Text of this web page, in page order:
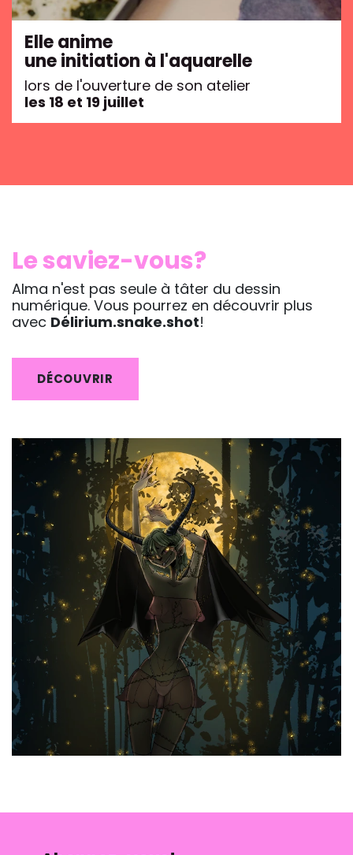
Elle anime
une initiation à l'aquarelle
lors de l'ouverture de son atelier
les 18 et 19 juillet
Le saviez-vous?
Alma n'est pas seule à tâter du dessin
numérique. Vous pourrez en découvrir plus
avec Délirium.snake.shot!
DÉCOUVRIR